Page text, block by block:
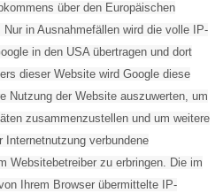
über den Europäischen
in Ausnahmefällen wird die volle IP-
in den USA übertragen und dort
dieser Website wird Google diese
Nutzung der Website auszuwerten, um
zusammenzustellen und um weitere
Internetnutzung verbundene
Websitebetreiber zu erbringen. Die im
Ihrem Browser übermittelte IP-